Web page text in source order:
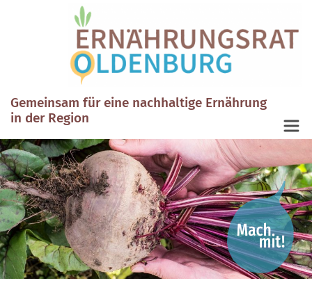
Gemeinsam für eine nachhaltige Ernährung
in der Region